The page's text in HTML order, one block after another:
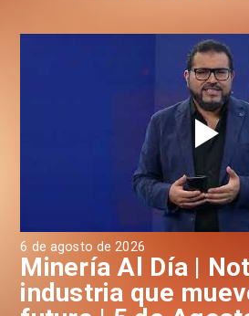
6 de agosto de 2026
Minería Al Día |
industria que